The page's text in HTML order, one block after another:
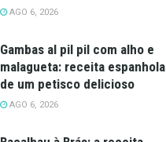
AGO 6, 2026
Gambas al pil pil com alho e
malagueta: receita espanhola
de um petisco delicioso
AGO 6, 2026